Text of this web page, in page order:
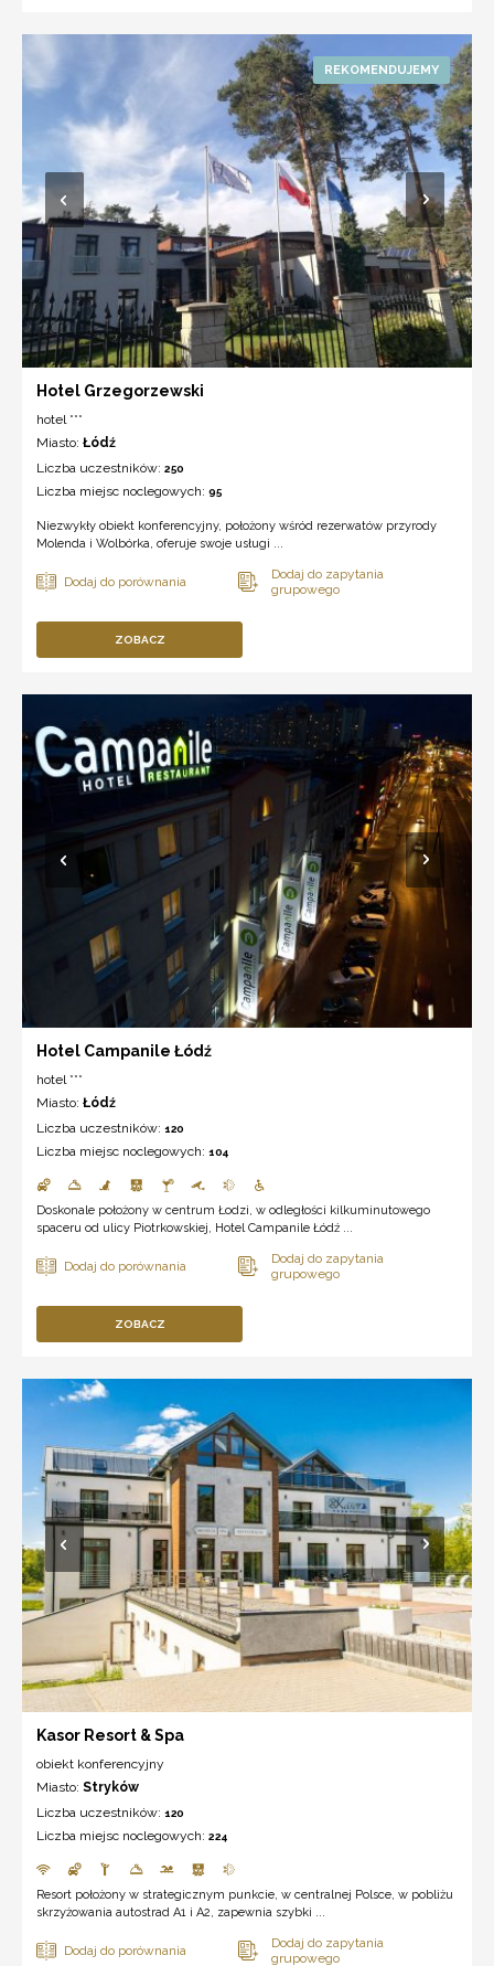
Hotel Grzegorzewski
hotel ***
Miasto: Łódź
Liczba uczestników: 250
Liczba miejsc noclegowych: 95
Niezwykły obiekt konferencyjny, położony wśród rezerwatów przyrody
Molenda i Wolbórka, oferuje swoje usługi ...
ZOBACZ
Hotel Campanile Łódź
hotel ***
Miasto: Łódź
Liczba uczestników: 120
Liczba miejsc noclegowych: 104
Doskonale położony w centrum Łodzi, w odległości kilkuminutowego
spaceru od ulicy Piotrkowskiej, Hotel Campanile Łódź ...
ZOBACZ
Kasor Resort & Spa
obiekt konferencyjny
Miasto: Stryków
Liczba uczestników: 120
Liczba miejsc noclegowych: 224
Resort położony w strategicznym punkcie, w centralnej Polsce, w pobliżu
skrzyżowania autostrad A1 i A2, zapewnia szybki ...